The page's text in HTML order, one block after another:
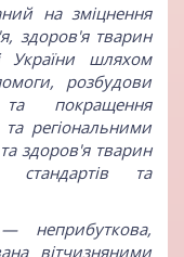
на зміцнення
здоров'я тварин
України шляхом
розбудови
та покращення
регіональними
здоров'я тварин
стандартів та
неприбуткова,
вітчизняними